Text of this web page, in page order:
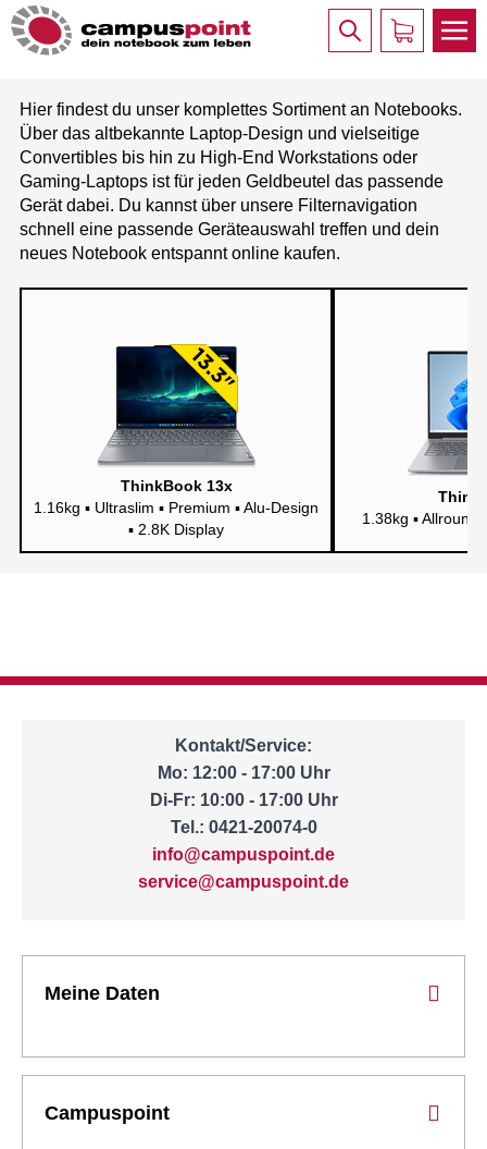
Hier findest du unser komplettes Sortiment an Notebooks.
Über das altbekannte Laptop-Design und vielseitige
Convertibles bis hin zu High-End Workstations oder
Gaming-Laptops ist für jeden Geldbeutel das passende
Gerät dabei. Du kannst über unsere Filternavigation
schnell eine passende Geräteauswahl treffen und dein
neues Notebook entspannt online kaufen.
ThinkBook 13x
1.16kg ▪ Ultraslim ▪ Premium ▪ Alu-Design
▪ 2.8K Display
1.38kg ▪
Kontakt/Service:
Mo: 12:00 - 17:00 Uhr
Di-Fr: 10:00 - 17:00 Uhr
Tel.: 0421-20074-0
info@campuspoint.de
service@campuspoint.de
Meine Daten
Campuspoint